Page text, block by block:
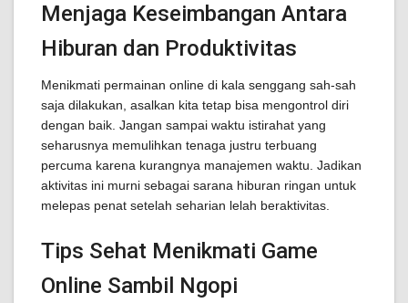
Menjaga Keseimbangan Antara
Hiburan dan Produktivitas
Menikmati permainan online di kala senggang sah-sah
saja dilakukan, asalkan kita tetap bisa mengontrol diri
dengan baik. Jangan sampai waktu istirahat yang
seharusnya memulihkan tenaga justru terbuang
percuma karena kurangnya manajemen waktu. Jadikan
aktivitas ini murni sebagai sarana hiburan ringan untuk
melepas penat setelah seharian lelah beraktivitas.
Tips Sehat Menikmati Game
Online Sambil Ngopi